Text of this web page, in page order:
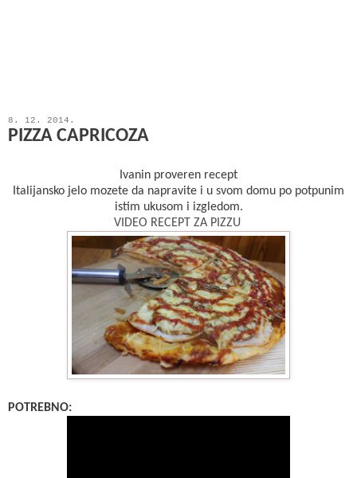
8. 12. 2014.
PIZZA CAPRICOZA
Ivanin proveren recept
Italijansko jelo mozete da napravite i u svom domu po potpunim
istim ukusom i izgledom.
VIDEO RECEPT ZA PIZZU
POTREBNO: